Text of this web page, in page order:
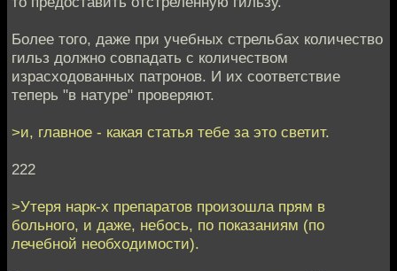
Более того, даже при учебных стрельбах количество
гильз должно совпадать с количеством
израсходованных патронов. И их соответствие
теперь "в натуре" проверяют.
>и, главное - какая статья тебе за это светит.
222
>Утеря нарк-х препаратов произошла прям в
больного, и даже, небось, по показаниям (по
лечебной необходимости).